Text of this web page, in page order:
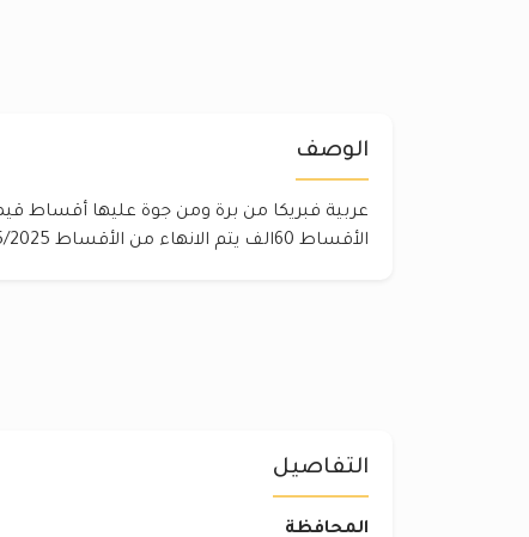
الوصف
الأقساط 60الف يتم الانهاء من الأقساط 5/2025
التفاصيل
المحافظة